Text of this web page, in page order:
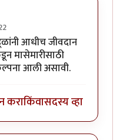
आवडला. आमच्याby
आधीच जीवदान
मासेमारीसाठी
आली असावी.
कराकिंवासदस्य व्हा